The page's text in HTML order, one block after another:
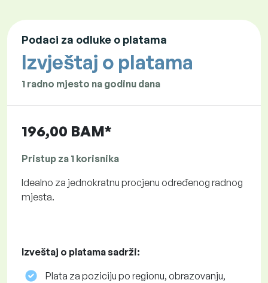
Podaci za odluke o platama
Izvještaj o platama
1 radno mjesto na godinu dana
196,00 BAM*
Pristup za 1 korisnika
Idealno za jednokratnu procjenu određenog radnog
mjesta.
Izveštaj o platama sadrži:
Plata za poziciju po regionu, obrazovanju,